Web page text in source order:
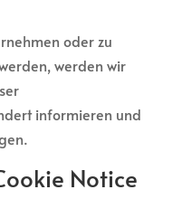
oder zu
werden wir
informieren und
Notice